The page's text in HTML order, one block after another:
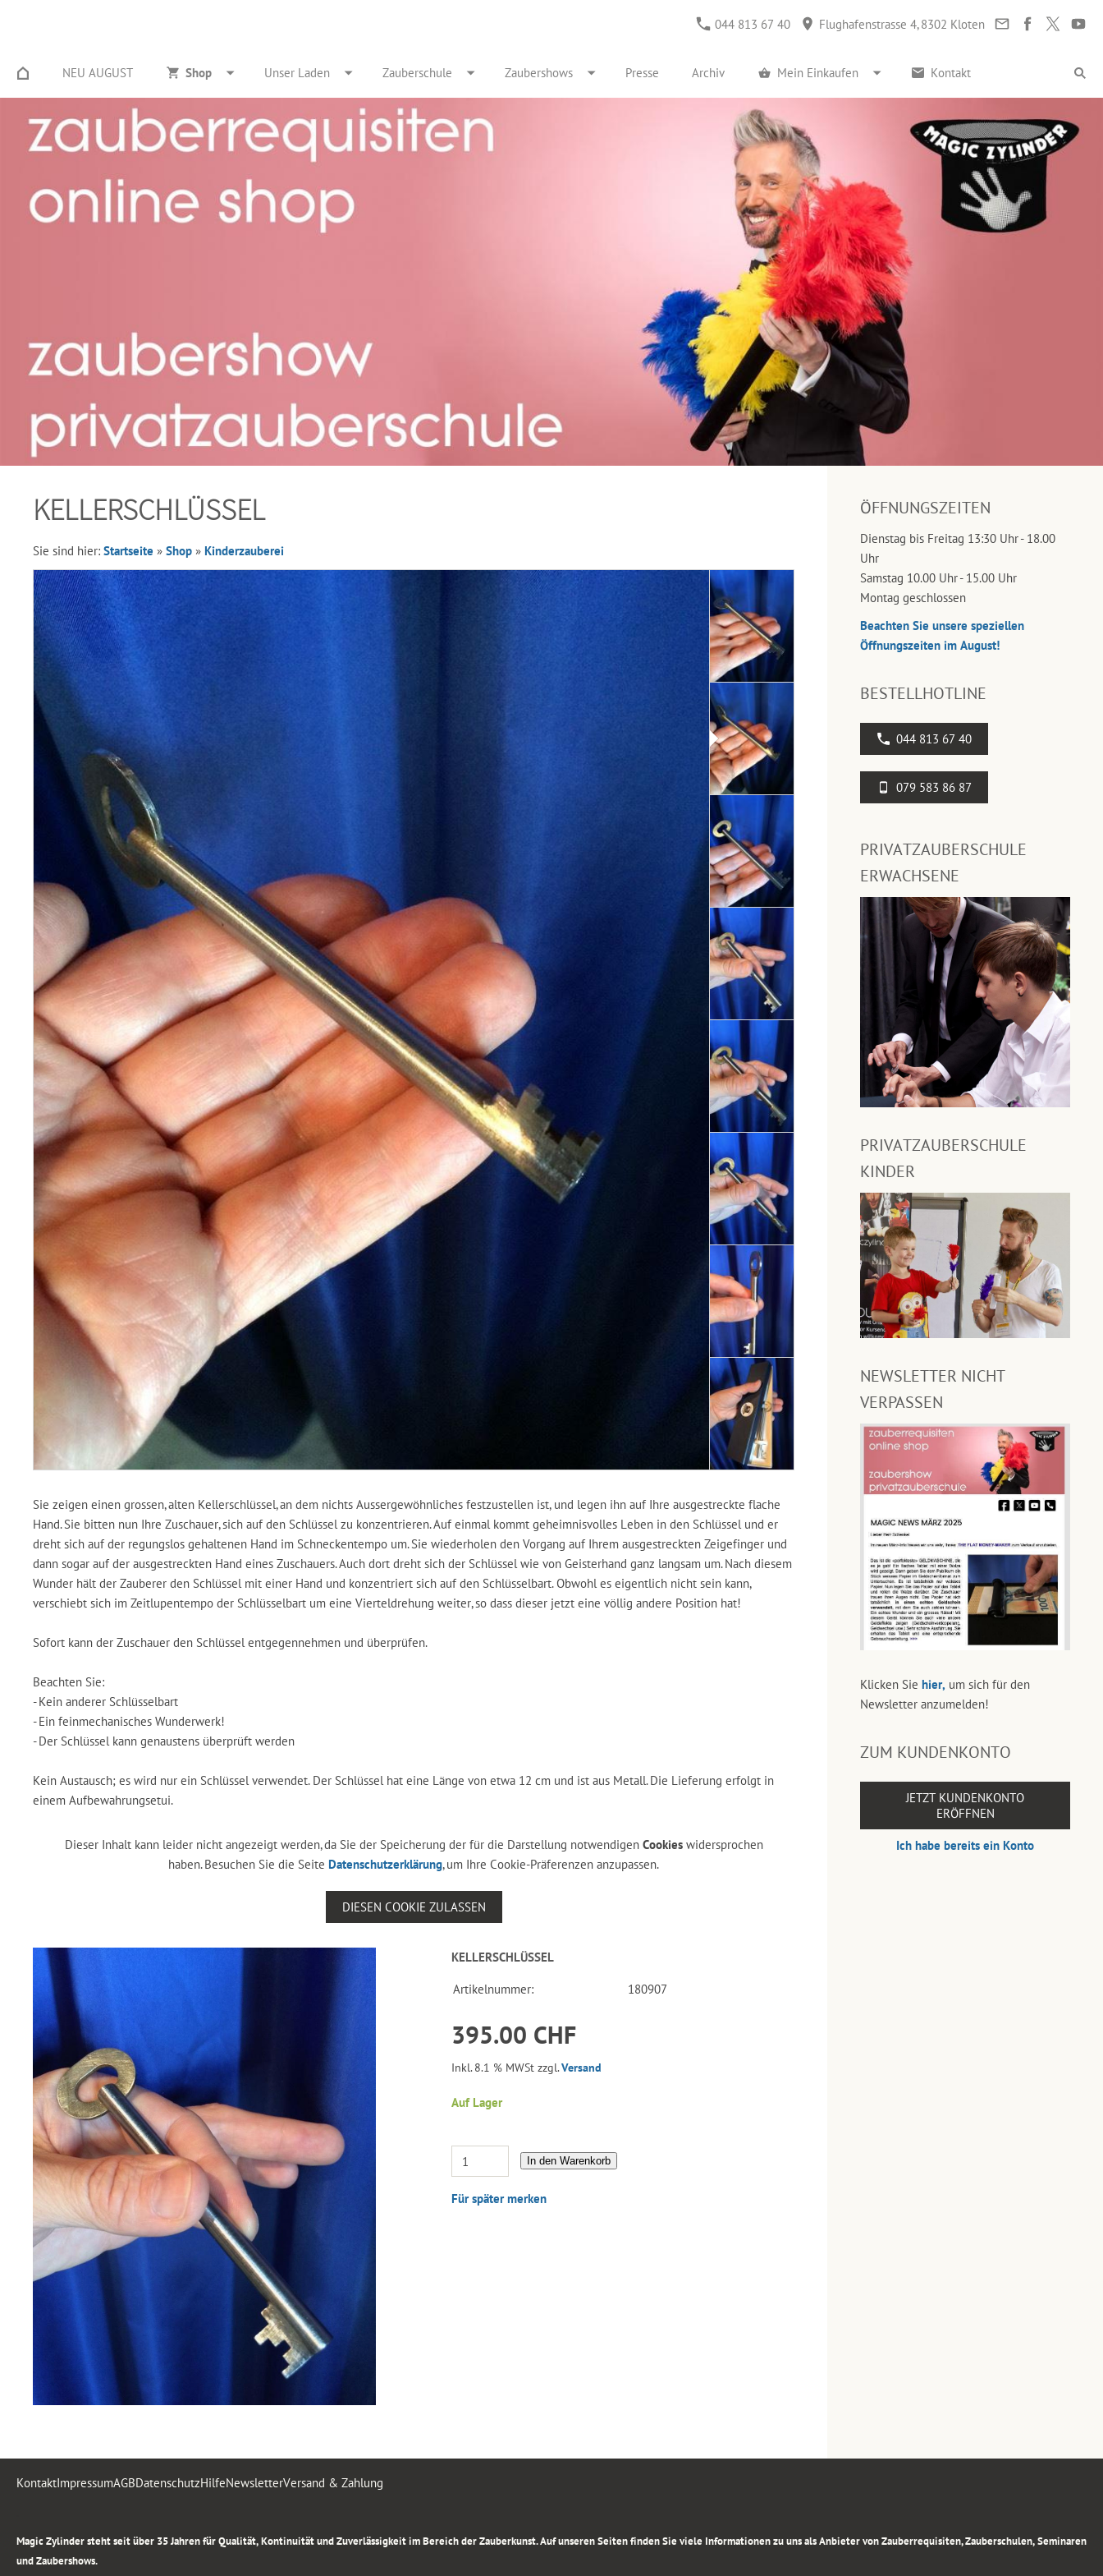
044 813 67 40 Flughafenstrasse 4, 8302 Kloten
NEU AUGUST Shop Unser Laden Zauberschule Zaubershows Presse Archiv Mein Einkaufen Kontakt
KELLERSCHLÜSSEL
Sie sind hier: Startseite » Shop » Kinderzauberei
Sie zeigen einen grossen, alten Kellerschlüssel, an dem nichts Aussergewöhnliches festzustellen ist, und legen ihn auf Ihre ausgestreckte flache
Hand. Sie bitten nun Ihre Zuschauer, sich auf den Schlüssel zu konzentrieren. Auf einmal kommt geheimnisvolles Leben in den Schlüssel und er
dreht sich auf der regungslos gehaltenen Hand im Schneckentempo um. Sie wiederholen den Vorgang auf Ihrem ausgestreckten Zeigefinger und
dann sogar auf der ausgestreckten Hand eines Zuschauers. Auch dort dreht sich der Schlüssel wie von Geisterhand ganz langsam um. Nach diesem
Wunder hält der Zauberer den Schlüssel mit einer Hand und konzentriert sich auf den Schlüsselbart. Obwohl es eigentlich nicht sein kann,
verschiebt sich im Zeitlupentempo der Schlüsselbart um eine Vierteldrehung weiter, so dass dieser jetzt eine völlig andere Position hat!
Sofort kann der Zuschauer den Schlüssel entgegennehmen und überprüfen.
Beachten Sie:
- Kein anderer Schlüsselbart
- Ein feinmechanisches Wunderwerk!
- Der Schlüssel kann genaustens überprüft werden
Kein Austausch; es wird nur ein Schlüssel verwendet. Der Schlüssel hat eine Länge von etwa 12 cm und ist aus Metall. Die Lieferung erfolgt in
einem Aufbewahrungsetui.
Dieser Inhalt kann leider nicht angezeigt werden, da Sie der Speicherung der für die Darstellung notwendigen Cookieswidersprochen
haben. Besuchen Sie die Seite Datenschutzerklärung, um Ihre Cookie-Präferenzen anzupassen.
DIESEN COOKIE ZULASSEN
KELLERSCHLÜSSEL
Artikelnummer: 180907
395.00 CHF
Inkl. 8.1 % MWSt zzgl.Versand
Auf Lager
In den Warenkorb
Für später merken
ÖFFNUNGSZEITEN
Dienstag bis Freitag 13:30 Uhr - 18.00
Uhr
Samstag 10.00 Uhr - 15.00 Uhr
Montag geschlossen
Beachten Sie unsere speziellen
Öffnungszeiten im August!
BESTELLHOTLINE
044 813 67 40
079 583 86 87
PRIVATZAUBERSCHULE
ERWACHSENE
PRIVATZAUBERSCHULE
KINDER
NEWSLETTER NICHT
VERPASSEN
Klicken Sie hier, um sich für den
Newsletter anzumelden!
ZUM KUNDENKONTO
JETZT KUNDENKONTO
ERÖFFNEN
Ich habe bereits ein Konto
KontaktImpressumAGBDatenschutzHilfeNewsletterVersand & Zahlung
Magic Zylinder steht seit über 35 Jahren für Qualität, Kontinuität und Zuverlässigkeit im Bereich der Zauberkunst. Auf unseren Seiten finden Sie viele Informationen zu uns als Anbieter von Zauberrequisiten, Zauberschulen, Seminaren
und Zaubershows.